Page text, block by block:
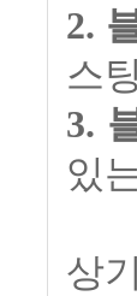
2.
스
3.
있
상